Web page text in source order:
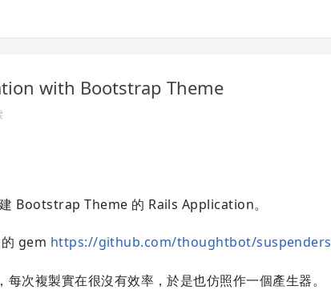
with Bootstrap Theme
Bootstrap Theme 的 Rails Application。
gem https://github.com/thoughtbot/suspenders
複製實在很沒有效率，於是也仿照作一個產生器。